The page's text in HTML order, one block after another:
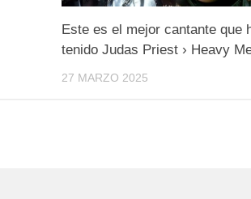
Este es el mejor cantante que
tenido Judas Priest › Heavy
27 MARZO 2025